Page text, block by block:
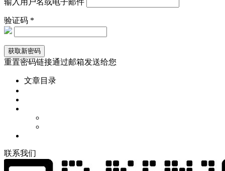
输入用户名或电子邮件
验证码 *
重置密码链接通过邮箱发送给您
文章目录
联系我们